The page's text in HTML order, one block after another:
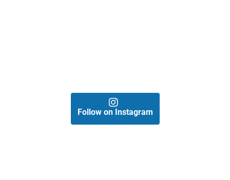
Follow on Instagram